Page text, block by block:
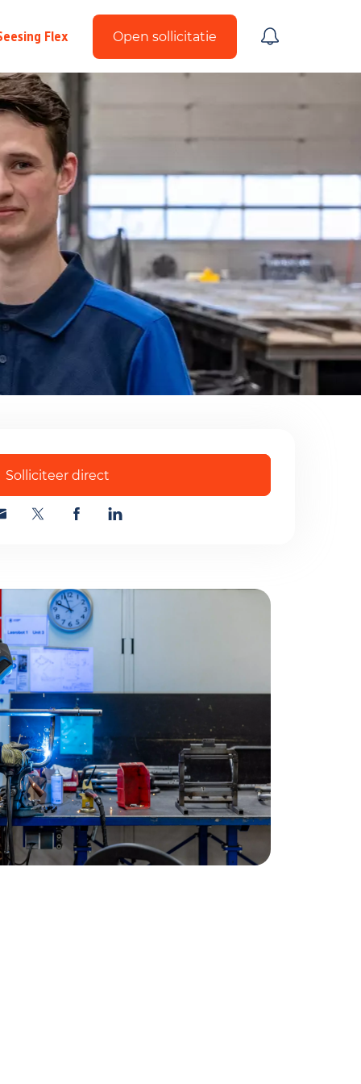
Flex Open sollicitatie
Upload CV
Verstuur
Solliciteer direct